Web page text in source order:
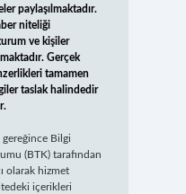
paylaşılmaktadır.
niteliği
ve kişiler
Gerçek
tamamen
taslak halindedir
gereğince Bilgi
(BTK) tarafından
olarak hizmet
içerikleri